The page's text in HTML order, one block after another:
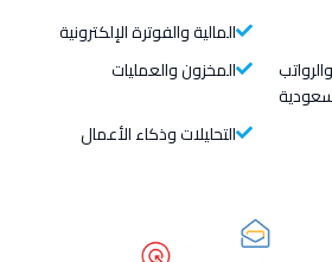
المالية والفوترة الإلكترونية
المخزون والعمليات
التحليلات وذكاء الأعمال